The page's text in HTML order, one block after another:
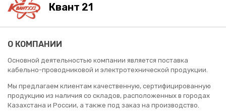
Квант 21
О КОМПАНИИ
Основной деятельностью компании является поставка
кабельно-проводниковой и электротехнической продукции.
Мы предлагаем клиентам качественную, сертифицированную
продукцию из наличия со складов, расположенных в городах
Казахстана и России, а также под заказ на производство.